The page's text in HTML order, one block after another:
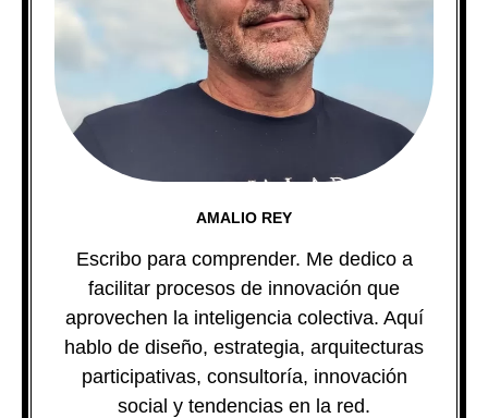
AMALIO REY
Escribo para comprender. Me dedico a
facilitar procesos de innovación que
aprovechen la inteligencia colectiva. Aquí
hablo de diseño, estrategia, arquitecturas
participativas, consultoría, innovación
social y tendencias en la red.